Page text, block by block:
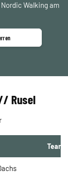
Walking am
Rusel
Team